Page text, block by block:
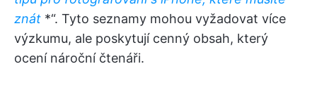
znát *“. Tyto seznamy mohou vyžadovat více
výzkumu, ale poskytují cenný obsah, který
ocení nároční čtenáři.